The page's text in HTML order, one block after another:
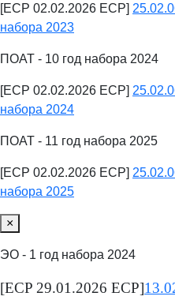
[ECP 02.02.2026 ECP]
набора 2023
ПОАТ - 10 год набора 2024
[ECP 02.02.2026 ECP]
набора 2024
ПОАТ - 11 год набора 2025
[ECP 02.02.2026 ECP]
набора 2025
×
ЭО - 1 год набора 2024
[ECP 29.01.2026 ECP]